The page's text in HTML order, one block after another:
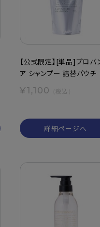
【公式限定】[単品]プロバ
ア シャンプー 詰替パウチ
¥1,100 （税込）
詳細ページへ